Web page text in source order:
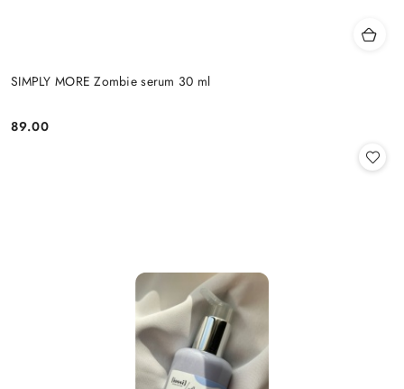
SIMPLY MORE Zombie serum 30 ml
Cena:
89.00